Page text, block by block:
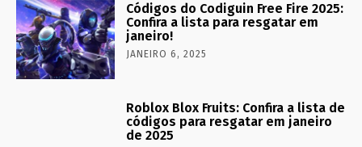
Códigos do Codiguin Free Fire 2025:
Confira a lista para resgatar em
janeiro!
JANEIRO 6, 2025
Roblox Blox Fruits: Confira a lista de
códigos para resgatar em janeiro
de 2025